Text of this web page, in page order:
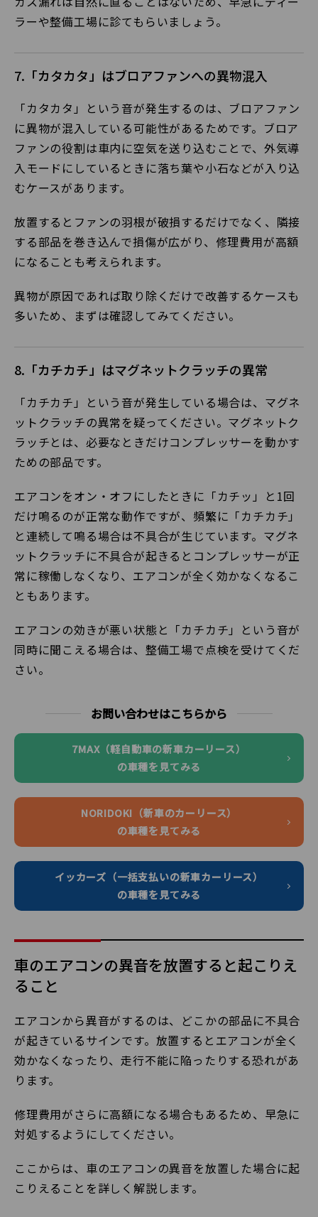
ラーや整備工場に診てもらいましょう。
7.「カタカタ」はブロアファンへの異物混入
「カタカタ」という音が発生するのは、ブロアファン
に異物が混入している可能性があるためです。ブロア
ファンの役割は車内に空気を送り込むことで、外気導
入モードにしているときに落ち葉や小石などが入り込
むケースがあります。
放置するとファンの羽根が破損するだけでなく、隣接
する部品を巻き込んで損傷が広がり、修理費用が高額
になることも考えられます。
異物が原因であれば取り除くだけで改善するケースも
多いため、まずは確認してみてください。
8.「カチカチ」はマグネットクラッチの異常
「カチカチ」という音が発生している場合は、マグネ
ットクラッチの異常を疑ってください。マグネットク
ラッチとは、必要なときだけコンプレッサーを動かす
ための部品です。
エアコンをオン・オフにしたときに「カチッ」と1回
だけ鳴るのが正常な動作ですが、頻繁に「カチカチ」
と連続して鳴る場合は不具合が生じています。マグネ
ットクラッチに不具合が起きるとコンプレッサーが正
常に稼働しなくなり、エアコンが全く効かなくなるこ
ともあります。
エアコンの効きが悪い状態と「カチカチ」という音が
同時に聞こえる場合は、整備工場で点検を受けてくだ
さい。
お問い合わせはこちらから
7MAX（軽自動車の新車カーリース）
の車種を見てみる
NORIDOKI（新車のカーリース）
の車種を見てみる
イッカーズ（一括支払いの新車カーリース）
の車種を見てみる
車のエアコンの異音を放置すると起こりえ
ること
エアコンから異音がするのは、どこかの部品に不具合
が起きているサインです。放置するとエアコンが全く
効かなくなったり、走行不能に陥ったりする恐れがあ
ります。
修理費用がさらに高額になる場合もあるため、早急に
対処するようにしてください。
ここからは、車のエアコンの異音を放置した場合に起
こりえることを詳しく解説します。